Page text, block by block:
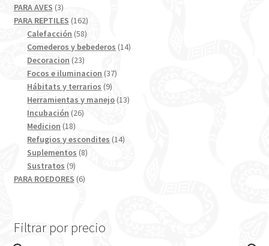
PARA AVES 33
productos
PARA REPTILES 162162
productos
Calefacción 5858
productos
Comederos y bebederos 1414
Decoracion 2323
productos
Focos e iluminacion 3737
Hábitats y terrarios 99
productos
Herramientas y manejo 1313
Incubación 2626
Medicion 1818
productos
Refugios y escondites 1414
Suplementos 88
Sustratos 99
productos
PARA ROEDORES 66
Filtrar por precio